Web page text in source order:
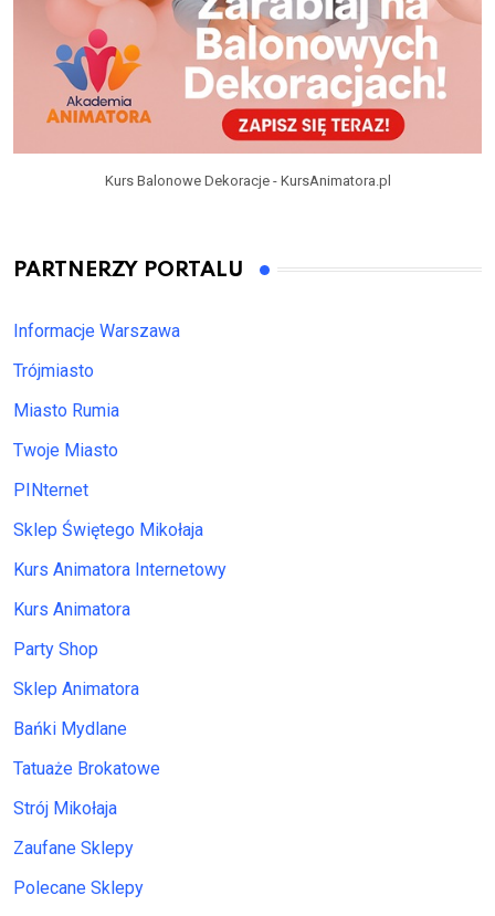
Kurs Balonowe Dekoracje - KursAnimatora.pl
PARTNERZY PORTALU
Informacje Warszawa
Trójmiasto
Miasto Rumia
Twoje Miasto
PINternet
Sklep Świętego Mikołaja
Kurs Animatora Internetowy
Kurs Animatora
Party Shop
Sklep Animatora
Bańki Mydlane
Tatuaże Brokatowe
Strój Mikołaja
Zaufane Sklepy
Polecane Sklepy